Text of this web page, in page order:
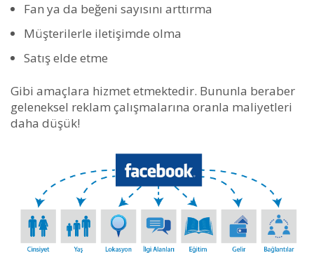
Fan ya da beğeni sayısını arttırma
Müşterilerle iletişimde olma
Satış elde etme
Gibi amaçlara hizmet etmektedir. Bununla beraber
geleneksel reklam çalışmalarına oranla maliyetleri
daha düşük!